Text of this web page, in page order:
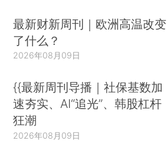
最新财新周刊｜欧洲高温改变
了什么？
2026年08月09日
{{最新周刊导播｜社保基数加
速夯实、AI“追光”、韩股杠杆
狂潮
2026年08月09日